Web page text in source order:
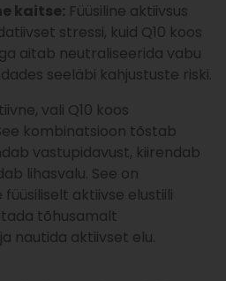
kaitse: Füüsiline aktiivsus
stressi, kuid Q10 koos
aitab neutraliseerida vabu
seeläbi kahjustuste riski.
vali Q10 koos
kombinatsioon tõstab
vastupidavust, kiirendab
lihasvalu. See on
aktiivse elustiili
tõhusamalt
nautida aktiivset elu.